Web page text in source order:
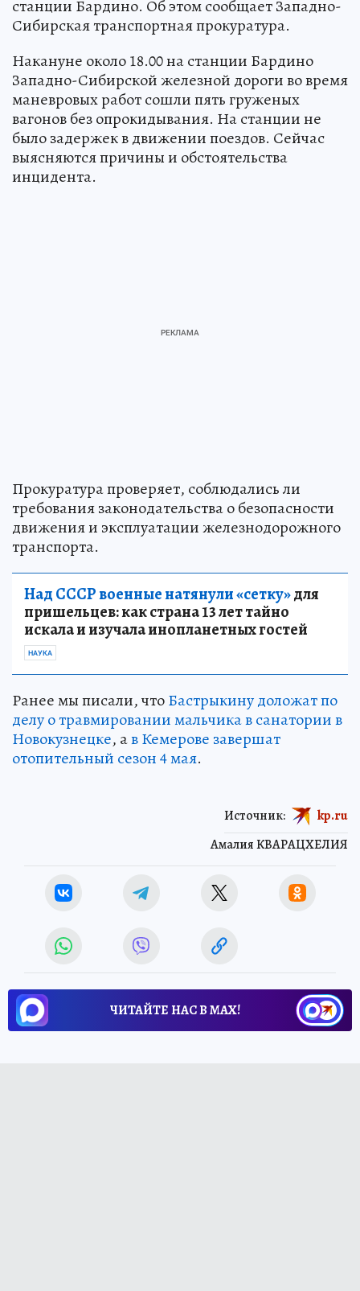
станции Бардино. Об этом сообщает Западно-
Сибирская транспортная прокуратура.
Накануне около 18.00 на станции Бардино
Западно-Сибирской железной дороги во время
маневровых работ сошли пять груженых
вагонов без опрокидывания. На станции не
было задержек в движении поездов. Сейчас
выясняются причины и обстоятельства
инцидента.
Прокуратура проверяет, соблюдались ли
требования законодательства о безопасности
движения и эксплуатации железнодорожного
транспорта.
Над СССР военные натянули «сетку»для
пришельцев: как страна 13 лет тайно
искала и изучала инопланетных гостей
НАУКА
Ранее мы писали, чтоБастрыкину доложат по
делу о травмировании мальчика в санатории в
Новокузнецке, ав Кемерове завершат
отопительный сезон 4 мая.
Амалия КВАРАЦХЕЛИЯ
Источник: kp.ru
ЧИТАЙТЕ НАС В МАХ!